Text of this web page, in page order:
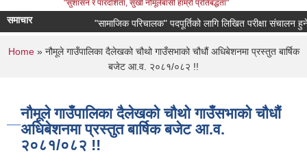
"सुशासन र पारदर्शिता, सुखी नौमूलेबासी हाम्रो प्रतिबद्धता"
समाचार "सामाजिक परिचालक" पदपूर्तिको लागि लिखित परीक्षा संचालन हुने
You are here
Home» नौमूले गाउँपालिका दैलेखको चौथो गाउँसभाको चौधौं अधिबेशनमा प्रस्तुत बार्षिक
बजेट आ.व. २०८१/०८२ !!
नौमूले गाउँपालिका दैलेखको चौथो गाउँसभाको चौधौं
अधिबेशनमा प्रस्तुत बार्षिक बजेट आ.व.
२०८१/०८२ !!